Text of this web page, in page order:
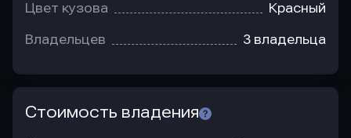
Цвет кузова Красный
Владельцев 3 владельца
Стоимость владения